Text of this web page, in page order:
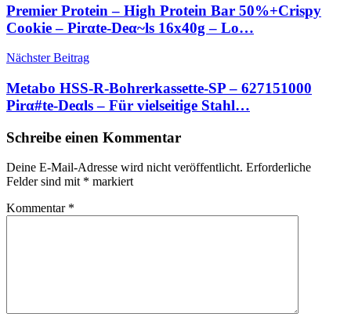
Premier Protein – High Protein Bar 50%+Crispy
Cookie – Pirαtе-Dеα~ls 16x40g – Lo…
Nächster Beitrag
Metabo HSS-R-Bohrerkassette-SP – 627151000
Pirα#tе-Dеαls – Für vielseitige Stahl…
Schreibe einen Kommentar
Deine E-Mail-Adresse wird nicht veröffentlicht. Erforderliche
Felder sind mit * markiert
Kommentar *